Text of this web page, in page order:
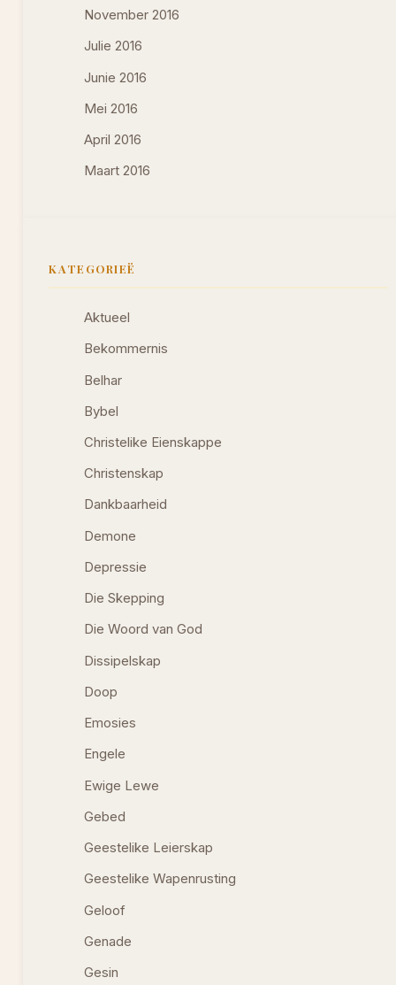
November 2016
Julie 2016
Junie 2016
Mei 2016
April 2016
Maart 2016
KATEGORIEË
Aktueel
Bekommernis
Belhar
Bybel
Christelike Eienskappe
Christenskap
Dankbaarheid
Demone
Depressie
Die Skepping
Die Woord van God
Dissipelskap
Doop
Emosies
Engele
Ewige Lewe
Gebed
Geestelike Leierskap
Geestelike Wapenrusting
Geloof
Genade
Gesin